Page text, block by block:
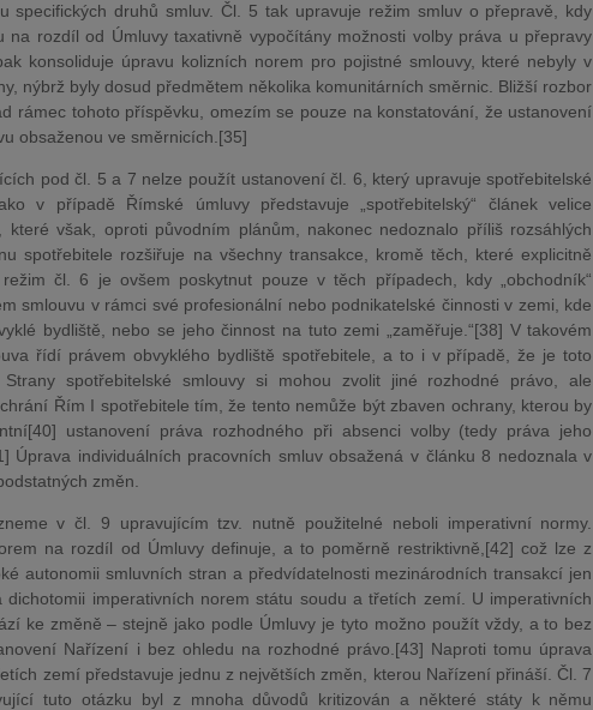
specifických druhů smluv. Čl. 5 tak upravuje režim smluv o přepravě, kdy
na rozdíl od Úmluvy taxativně vypočítány možnosti volby práva u přepravy
konsoliduje úpravu kolizních norem pro pojistné smlouvy, které nebyly v
nýbrž byly dosud předmětem několika komunitárních směrnic. Bližší rozbor
rámec tohoto příspěvku, omezím se pouze na konstatování, že ustanovení
obsaženou ve směrnicích.[35]
pod čl. 5 a 7 nelze použít ustanovení čl. 6, který upravuje spotřebitelské
v případě Římské úmluvy představuje „spotřebitelský“ článek velice
které však, oproti původním plánům, nakonec nedoznalo příliš rozsáhlých
spotřebitele rozšiřuje na všechny transakce, kromě těch, které explicitně
čl. 6 je ovšem poskytnut pouze v těch případech, kdy „obchodník“
smlouvu v rámci své profesionální nebo podnikatelské činnosti v zemi, kde
bydliště, nebo se jeho činnost na tuto zemi „zaměřuje.“[38] V takovém
řídí právem obvyklého bydliště spotřebitele, a to i v případě, že je toto
spotřebitelské smlouvy si mohou zvolit jiné rozhodné právo, ale
Řím I spotřebitele tím, že tento nemůže být zbaven ochrany, kterou by
ustanovení práva rozhodného při absenci volby (tedy práva jeho
Úprava individuálních pracovních smluv obsažená v článku 8 nedoznala v
změn.
v čl. 9 upravujícím tzv. nutně použitelné neboli imperativní normy.
na rozdíl od Úmluvy definuje, a to poměrně restriktivně,[42] což lze z
autonomii smluvních stran a předvídatelnosti mezinárodních transakcí jen
imperativních norem státu soudu a třetích zemí. U imperativních
ke změně – stejně jako podle Úmluvy je tyto možno použít vždy, a to bez
Nařízení i bez ohledu na rozhodné právo.[43] Naproti tomu úprava
zemí představuje jednu z největších změn, kterou Nařízení přináší. Čl. 7
tuto otázku byl z mnoha důvodů kritizován a některé státy k němu